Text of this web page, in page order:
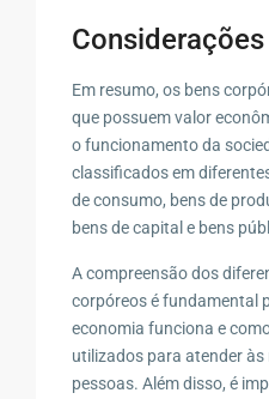
Em resumo, os bens
que possuem valor
o funcionamento da
classificados em
de consumo, bens de
bens de capital e bens
A compreensão dos
corpóreos é fundamental
economia funciona e
utilizados para atender às
pessoas. Além disso, é